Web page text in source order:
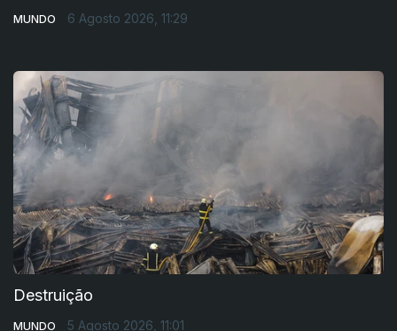
MUNDO 6 Agosto 2026, 11:29
Destruição
MUNDO 5 Agosto 2026, 11:01